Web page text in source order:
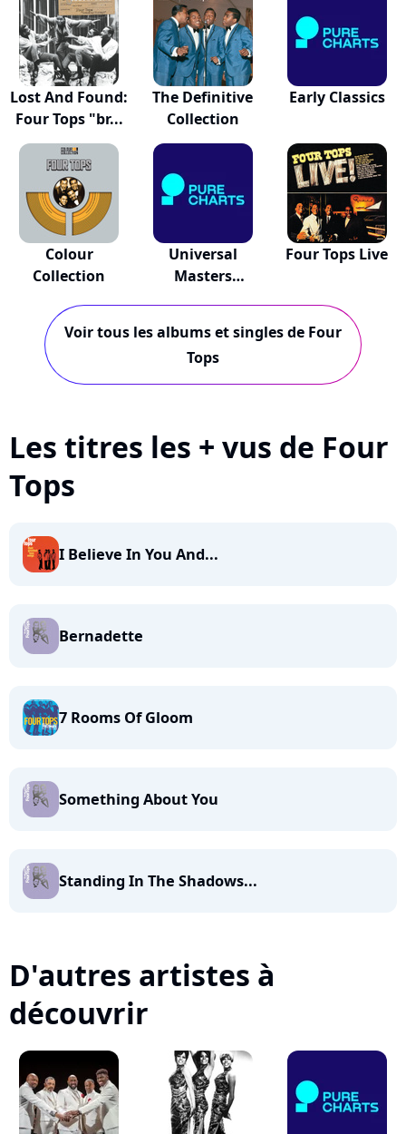
Lost And Found:
Four Tops "br...
The Definitive
Collection
Early Classics
Colour
Collection
Universal
Masters
Four Tops Live
Voir tous les albums et singles de Four
Tops
Les titres les + vus de Four
Tops
I Believe In You And...
Bernadette
7 Rooms Of Gloom
Something About You
Standing In The Shadows...
D'autres artistes à
découvrir